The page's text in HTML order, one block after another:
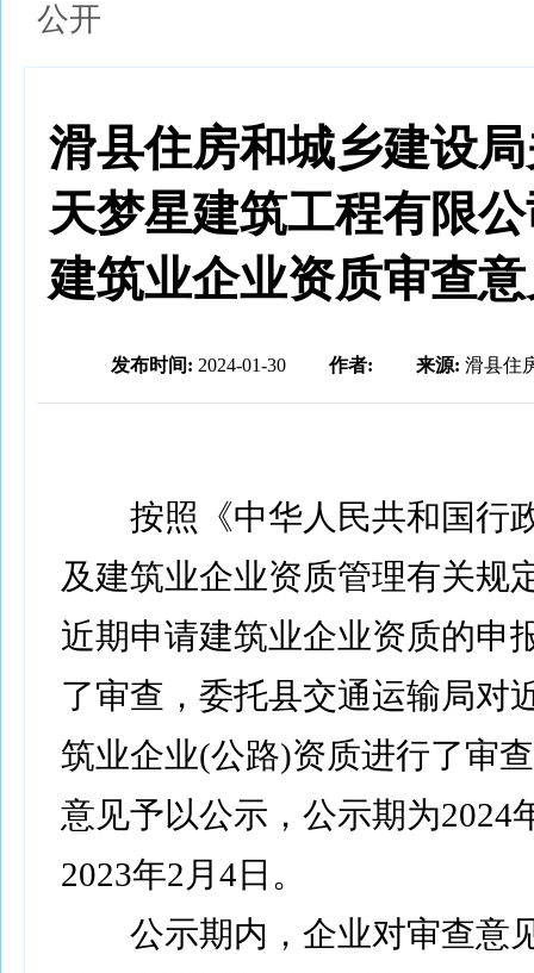
公开
滑县住房和城乡建设
天梦星建筑工程有限
建筑业企业资质审查
发布时间: 2024-01-30 作者: 来源: 滑县住
按照《中华人民共和国行
及建筑业企业资质管理有关规
近期申请建筑业企业资质的申
了审查，委托县交通运输局对
筑业企业(公路)资质进行了审
意见予以公示，公示期为2024
2023年2月4日。
公示期内，企业对审查意